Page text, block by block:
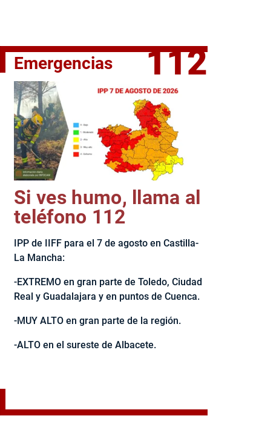
del Ejecutivo castellanomanchego, Emiliano García-
Emergencias 112
Si ves humo, llama al
teléfono 112
IPP de IIFF para el 7 de agosto en Castilla-
La Mancha:
-EXTREMO en gran parte de Toledo, Ciudad
Real y Guadalajara y en puntos de Cuenca.
-MUY ALTO en gran parte de la región.
-ALTO en el sureste de Albacete.